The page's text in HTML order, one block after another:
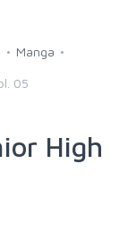
Manga
05
High